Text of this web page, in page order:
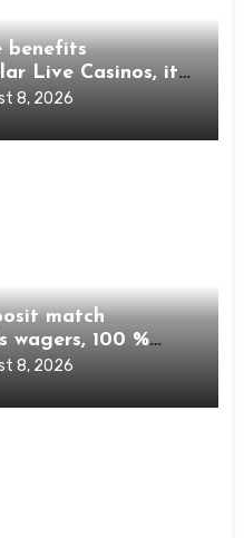
benefits
Live Casinos, it
particular
8, 2026
match
wagers, 100 %
a variety of all
8, 2026